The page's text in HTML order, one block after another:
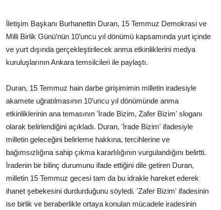
İletişim Başkanı Burhanettin Duran, 15 Temmuz Demokrasi ve
Milli Birlik Günü’nün 10’uncu yıl dönümü kapsamında yurt içinde
ve yurt dışında gerçekleştirilecek anma etkinliklerini medya
kuruluşlarının Ankara temsilcileri ile paylaştı.
Duran, 15 Temmuz hain darbe girişimimin milletin iradesiyle
akamete uğratılmasının 10’uncu yıl dönümünde anma
etkinliklerinin ana temasının 'İrade Bizim, Zafer Bizim' sloganı
olarak belirlendiğini açıkladı. Duran, 'İrade Bizim' ifadesiyle
milletin geleceğini belirleme hakkına, tercihlerine ve
bağımsızlığına sahip çıkma kararlılığının vurgulandığını belirtti.
İradenin bir bilinç durumunu ifade ettiğini dile getiren Duran,
milletin 15 Temmuz gecesi tam da bu idrakle hareket ederek
ihanet şebekesini durdurduğunu söyledi. 'Zafer Bizim' ifadesinin
ise birlik ve beraberlikle ortaya konulan mücadele iradesinin